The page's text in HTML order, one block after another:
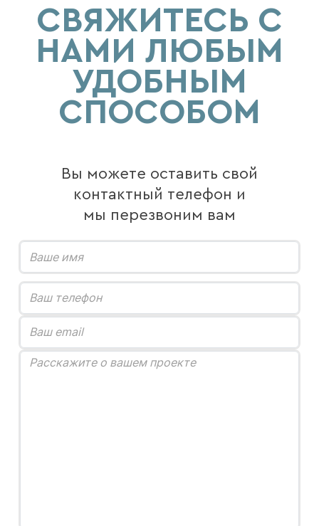
СВЯЖИТЕСЬ С
НАМИ ЛЮБЫМ
УДОБНЫМ
СПОСОБОМ
Вы можете оставить свой
контактный телефон и
мы перезвоним вам